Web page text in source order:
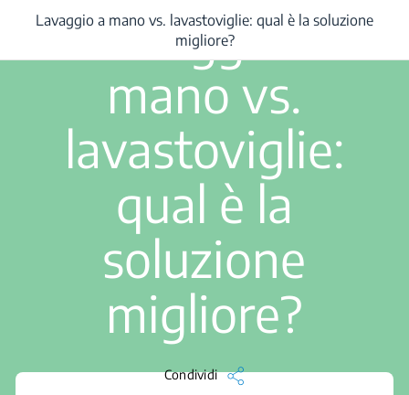
... / Lavaggio a mano vs. lavastoviglie: qual è la soluzione migliore?
Lavaggio a
mano vs.
lavastoviglie:
qual è la
soluzione
migliore?
Condividi
Lavaggio a mano vs. lavastoviglie: qual è la soluzione
migliore?